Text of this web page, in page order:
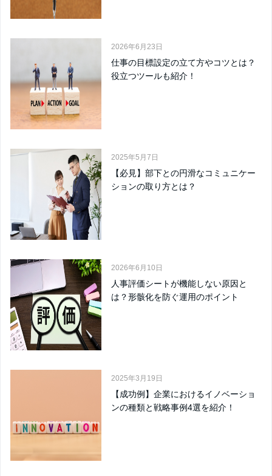
2026年6月23日
仕事の目標設定の立て方やコツとは？
役立つツールも紹介！
2025年5月7日
【必見】部下との円滑なコミュニケー
ションの取り方とは？
2026年6月10日
人事評価シートが機能しない原因と
は？形骸化を防ぐ運用のポイント
2025年3月19日
【成功例】企業におけるイノベーショ
ンの種類と戦略事例4選を紹介！